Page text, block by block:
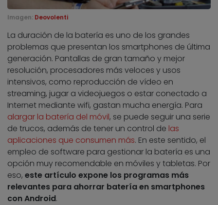
Imagen: Deovolenti
La duración de la batería es uno de los grandes
problemas que presentan los smartphones de última
generación. Pantallas de gran tamaño y mejor
resolución, procesadores más veloces y usos
intensivos, como reproducción de vídeo en
streaming, jugar a videojuegos o estar conectado a
Internet mediante wifi, gastan mucha energía. Para
alargar la batería del móvil, se puede seguir una serie
de trucos, además de tener un control de las
aplicaciones que consumen más. En este sentido, el
empleo de software para gestionar la batería es una
opción muy recomendable en móviles y tabletas. Por
eso, este artículo expone los programas más
relevantes para ahorrar batería en smartphones
con Android.